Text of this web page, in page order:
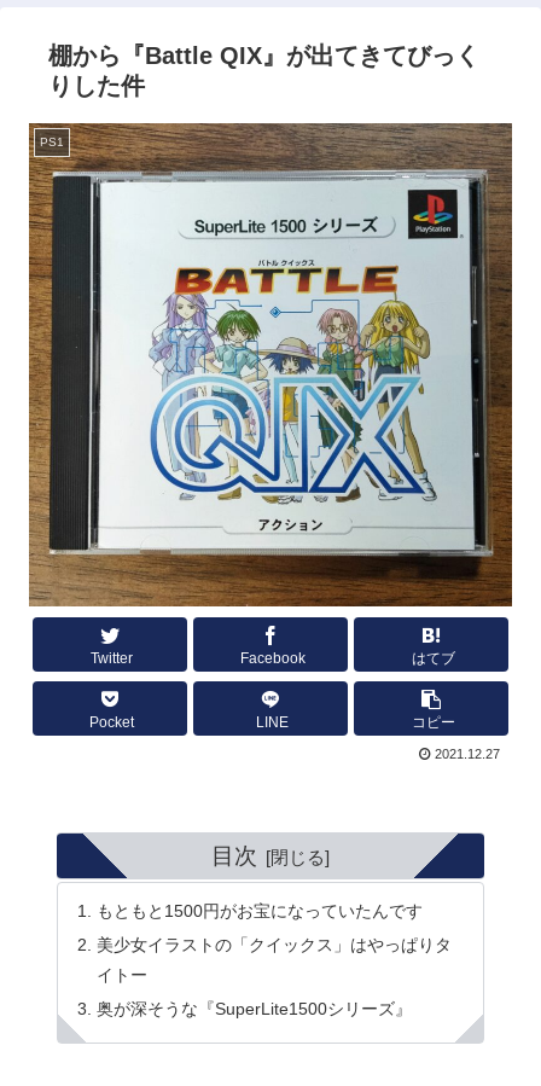
棚から『Battle QIX』が出てきてびっく
りした件
PS1
Twitter Facebook はてブ
Pocket LINE コピー
2021.12.27
目次
もともと1500円がお宝になっていたんです
美少女イラストの「クイックス」はやっぱりタ
イトー
奥が深そうな『SuperLite1500シリーズ』